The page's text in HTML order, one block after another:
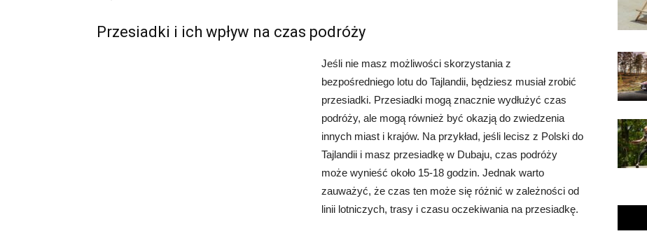
Przesiadki i ich wpływ na czas podróży
Jeśli nie masz możliwości skorzystania z
bezpośredniego lotu do Tajlandii, będziesz musiał zrobić
przesiadki. Przesiadki mogą znacznie wydłużyć czas
podróży, ale mogą również być okazją do zwiedzenia
innych miast i krajów. Na przykład, jeśli lecisz z Polski do
Tajlandii i masz przesiadkę w Dubaju, czas podróży
może wynieść około 15-18 godzin. Jednak warto
zauważyć, że czas ten może się różnić w zależności od
linii lotniczych, trasy i czasu oczekiwania na przesiadkę.